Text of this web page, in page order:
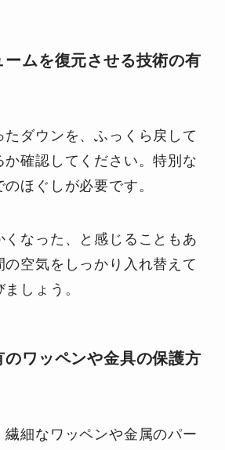
ムを復元させる技術の有
ダウンを、ふっくら戻して
か確認してください。特別な
ほぐしが必要です。
なった、と感じることもあ
の空気をしっかり入れ替えて
しょう。
ワッペンや金具の保護方
繊細なワッペンや金属のパー